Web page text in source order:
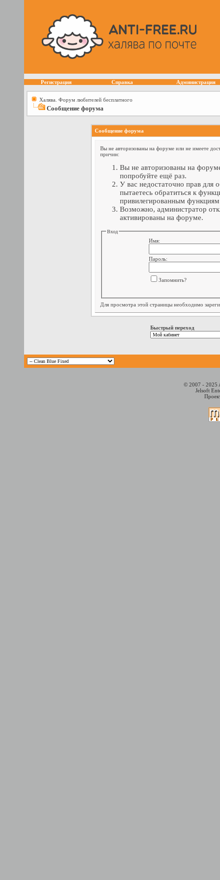
Регистрация Справка Администрация
Халява. Форум любителей бесплатного
Сообщение форума
Сообщение форума
Вы не авторизованы на форуме или не имеете
причин:
Вы не авторизованы на
попробуйте ещё раз.
У вас недостаточно прав для
пытаетесь обратиться к
привилегированным
Возможно, администратор
активированы на форуме.
Вход
Имя:
Пароль:
Запомнить?
Для просмотра этой страницы необходимо
Быстрый переход
© 2007 - 2025
Jelsoft